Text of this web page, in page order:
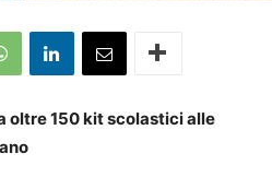
oltre 150 kit scolastici alle